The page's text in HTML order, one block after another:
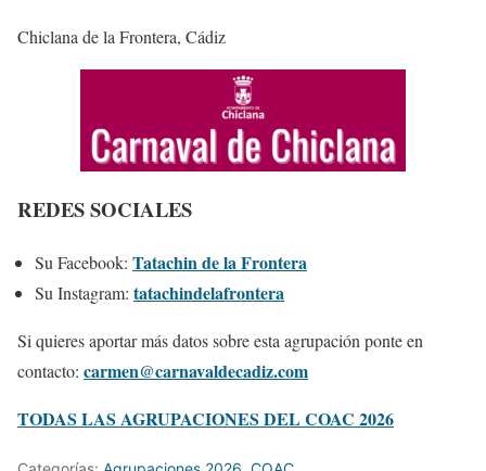
Chiclana de la Frontera, Cádiz
REDES SOCIALES
Su Facebook: Tatachin de la Frontera
Su Instagram: tatachindelafrontera
Si quieres aportar más datos sobre esta agrupación ponte en
contacto: carmen@carnavaldecadiz.com
TODAS LAS AGRUPACIONES DEL COAC 2026